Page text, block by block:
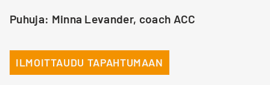
Puhuja: Minna Levander, coach ACC
ILMOITTAUDU TAPAHTUMAAN